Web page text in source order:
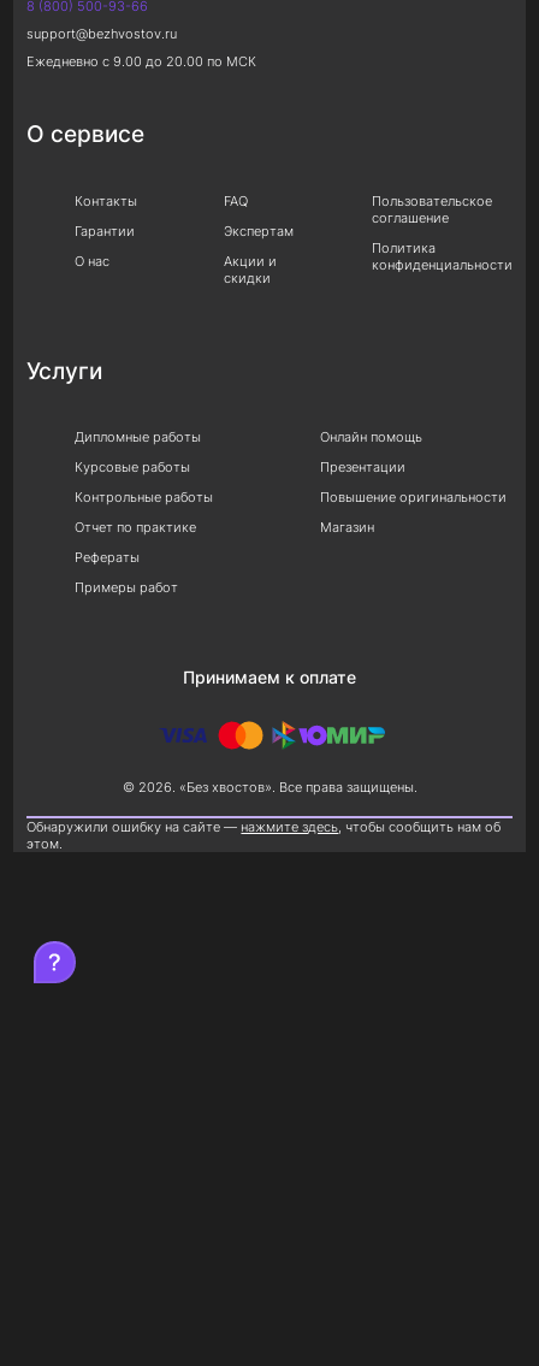
8 (800) 500-93-66
support@bezhvostov.ru
Ежедневно с 9.00 до 20.00 по МСК
О сервисе
Контакты
Гарантии
О нас
FAQ
Экспертам
Акции и
скидки
Пользовательское
соглашение
Политика
конфиденциальности
Услуги
Дипломные работы
Курсовые работы
Контрольные работы
Отчет по практике
Рефераты
Примеры работ
Онлайн помощь
Презентации
Повышение оригинальности
Магазин
Принимаем к оплате
© 2026. «Без хвостов». Все права защищены.
Обнаружили ошибку на сайте — нажмите здесь, чтобы сообщить нам об
этом.